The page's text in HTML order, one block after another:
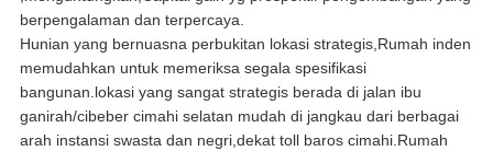
berpengalaman dan terpercaya.
Hunian yang bernuasna perbukitan lokasi strategis,Rumah inden
memudahkan untuk memeriksa segala spesifikasi
bangunan.lokasi yang sangat strategis berada di jalan ibu
ganirah/cibeber cimahi selatan mudah di jangkau dari berbagai
arah instansi swasta dan negri,dekat toll baros cimahi.Rumah